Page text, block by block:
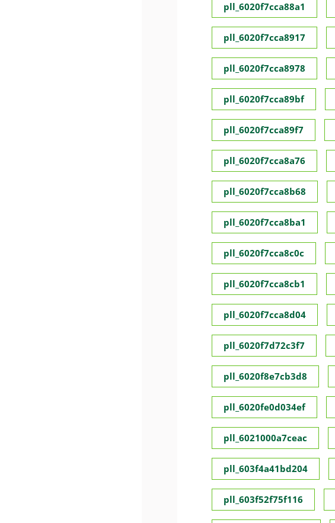
pll_6020f7cca88a1
pll_6020f7cca8917
pll_6020f7cca8978
pll_6020f7cca89bf
pll_6020f7cca89f7
pll_6020f7cca8a76
pll_6020f7cca8b68
pll_6020f7cca8ba1
pll_6020f7cca8c0c
pll_6020f7cca8cb1
pll_6020f7cca8d04
pll_6020f7d72c3f7
pll_6020f8e7cb3d8
pll_6020fe0d034ef
pll_6021000a7ceac
pll_603f4a41bd204
pll_603f52f75f116